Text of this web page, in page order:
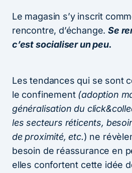
Le magasin s’y inscrit
rencontre, d’échange.Se
c’est socialiser un peu.
Les tendances qui se sont
le confinement (adoption
généralisation du
les secteurs réticents,
de proximité, etc.) ne
besoin de réassurance en
elles confortent cette idée